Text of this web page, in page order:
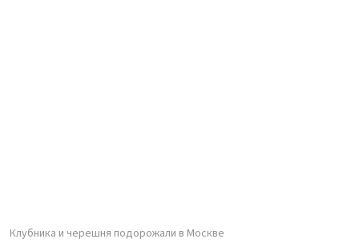
Клубника и черешня подорожали в Москве